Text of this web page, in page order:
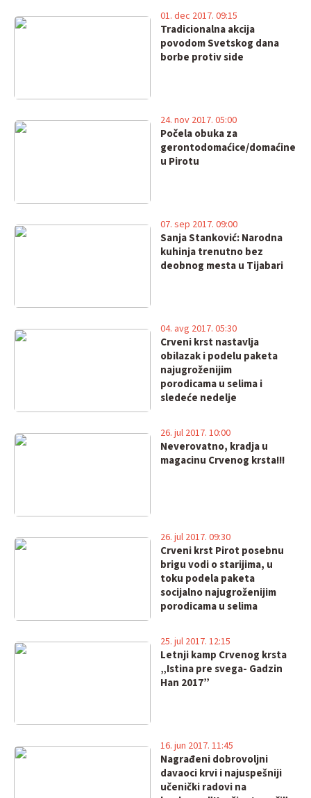
Tradicionalna akcija
povodom Svetskog dana
borbe protiv side
01. dec 2017. 09:15
Počela obuka za
gerontodomaćice/domaćine
u Pirotu
24. nov 2017. 05:00
Sanja Stanković: Narodna
kuhinja trenutno bez
deobnog mesta u Tijabari
07. sep 2017. 09:00
Crveni krst nastavlja
obilazak i podelu paketa
najugroženijim
porodicama u selima i
sledeće nedelje
04. avg 2017. 05:30
Neverovatno, kradja u
magacinu Crvenog krsta!!!
26. jul 2017. 10:00
Crveni krst Pirot posebnu
brigu vodi o starijima, u
toku podela paketa
socijalno najugroženijim
porodicama u selima
26. jul 2017. 09:30
Letnji kamp Crvenog krsta
„Istina pre svega- Gadzin
Han 2017”
25. jul 2017. 12:15
Nagrađeni dobrovoljni
davaoci krvi i najuspešniji
učenički radovi na
16. jun 2017. 11:45